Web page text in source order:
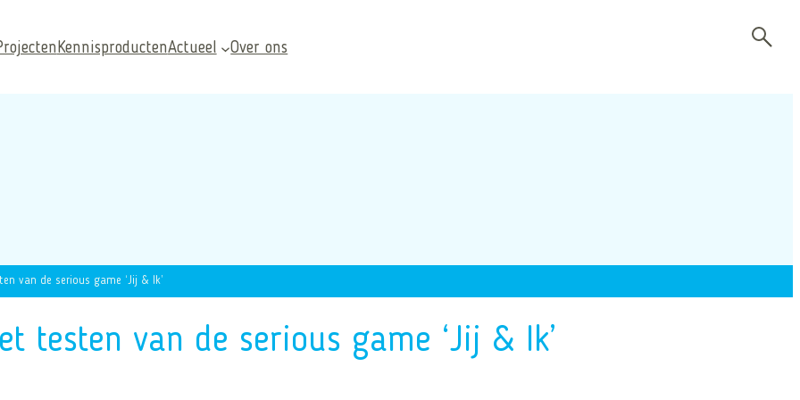
KennisproductenActueel Over ons
van de serious game ‘Jij & Ik’
testen van de serious game ‘Jij & Ik’
Veelgezochte pagina’s